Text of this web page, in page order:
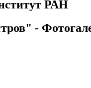
РАН
-